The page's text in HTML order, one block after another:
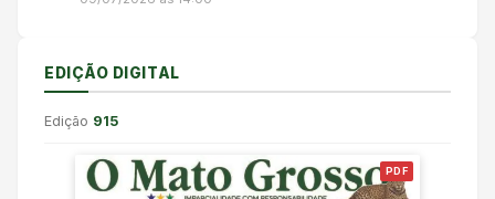
EDIÇÃO DIGITAL
Edição 915
PDF